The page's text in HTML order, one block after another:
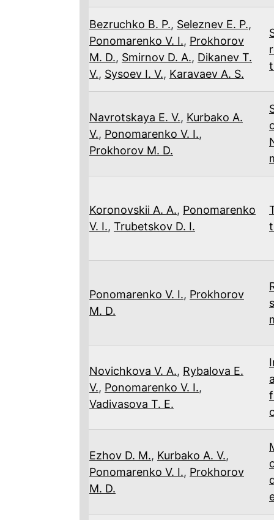
Bezruchko B. P., Seleznev E. P.,
Ponomarenko V. I., Prokhorov
M. D., Smirnov D. A., Dikanev T.
V., Sysoev I. V., Karavaev A. S.
Navrotskaya E. V., Kurbako A.
V., Ponomarenko V. I.,
Prokhorov M. D.
Koronovskii A. A., Ponomarenko
V. I., Trubetskov D. I.
Ponomarenko V. I., Prokhorov
M. D.
Novichkova V. A., Rybalova E.
V., Ponomarenko V. I.,
Vadivasova T. E.
Ezhov D. M., Kurbako A. V.,
Ponomarenko V. I., Prokhorov
M. D.